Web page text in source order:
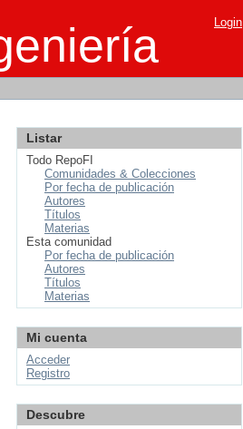
Login
Listar
Todo RepoFI
Comunidades & Colecciones
Por fecha de publicación
Autores
Títulos
Materias
Esta comunidad
Por fecha de publicación
Autores
Títulos
Materias
Mi cuenta
Acceder
Registro
Descubre